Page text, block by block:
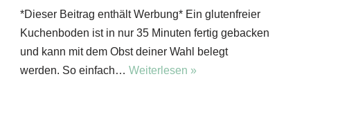
*Dieser Beitrag enthält Werbung* Ein glutenfreier
Kuchenboden ist in nur 35 Minuten fertig gebacken
und kann mit dem Obst deiner Wahl belegt
werden. So einfach… Weiterlesen »